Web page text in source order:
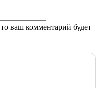
ваш комментарий будет